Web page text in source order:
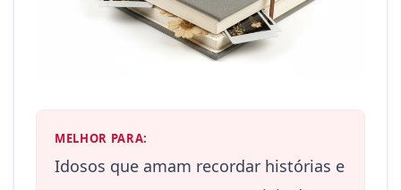
MELHOR PARA:
Idosos que amam recordar histórias e